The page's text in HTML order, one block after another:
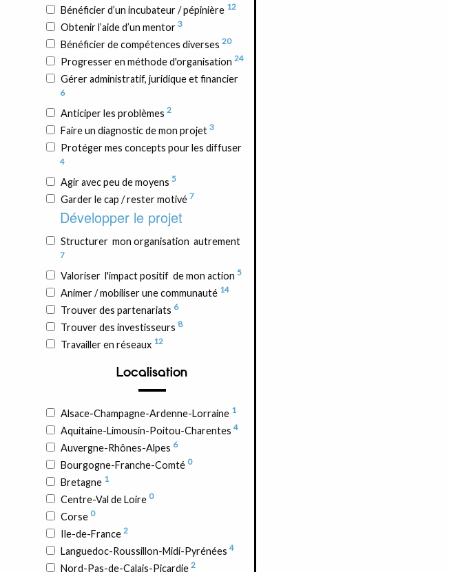
Bénéficier d’un incubateur / pépinière 12
Obtenir l’aide d’un mentor 3
Bénéficier de compétences diverses 20
Progresser en méthode d'organisation 24
Gérer administratif, juridique et financier
6
Anticiper les problèmes 2
Faire un diagnostic de mon projet 3
Protéger mes concepts pour les diffuser
4
Agir avec peu de moyens 5
Garder le cap / rester motivé 7
Développer le projet
Structurer mon organisation autrement
7
Valoriser l'impact positif de mon action 5
Animer / mobiliser une communauté 14
Trouver des partenariats 6
Trouver des investisseurs 8
Travailler en réseaux 12
Localisation
Alsace-Champagne-Ardenne-Lorraine 1
Aquitaine-Limousin-Poitou-Charentes 4
Auvergne-Rhônes-Alpes 6
Bourgogne-Franche-Comté 0
Bretagne 1
Centre-Val de Loire 0
Corse 0
Ile-de-France 2
Languedoc-Roussillon-Midi-Pyrénées 4
Nord-Pas-de-Calais-Picardie 2